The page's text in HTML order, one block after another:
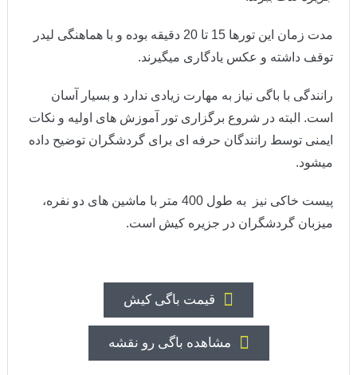
مدت زمان این تورها 15 تا 20 دقیقه بوده و با هماهنگی لیدر
توقف داشته و عکس یادگاری میگیرند.
رانندگی با باگی نیاز به مهارت زیادی ندارد و بسیار آسان
است. البته در شروع برگزاری تور آموزش های اولیه و نکات
ایمنی توسط رانندگان حرفه ای برای گردشگران توضیح داده
میشود.
پیست خاکی نیز به طول 400 متر با ماشین های دو نفره،
ميزبان گردشگران در جزيره كيش است.
قیمت باگی کیش
مشاهده باگی رو نقشه